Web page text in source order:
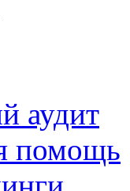
аудит
помощь